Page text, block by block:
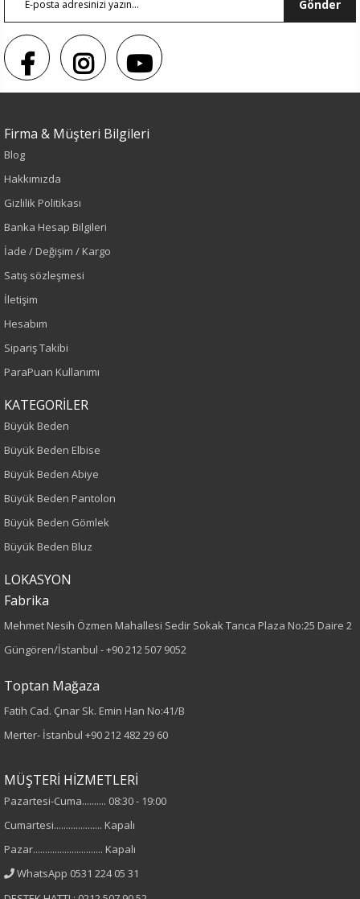
Renk
Sezon
Yaş Grubu
Yetişkin
Kalıp
Boy
Kumaş Tipi
Desen
%100 Viskon
Kadın
Kol Tipi
Gönder
Firma & Müşteri Bilgileri
Blog
Hakkımızda
Gizlilik Politikası
Banka Hesap Bilgileri
İade / Değişim / Kargo
Satış sözleşmesi
İletişim
Hesabım
Sipariş Takibi
ParaPuan Kullanımı
KATEGORİLER
Büyük Beden
Büyük Beden Elbise
Büyük Beden Abiye
Büyük Beden Pantolon
Büyük Beden Gömlek
Büyük Beden Bluz
LOKASYON
Fabrika
Mehmet Nesih Özmen Mahallesi Sedir Sokak Tanca Plaza No:25 Daire 2
Güngören/İstanbul -+90 212 507 9052
Toptan Mağaza
Fatih Cad. Çınar Sk. Emin Han No:41/B
Merter- İstanbul +90 212 482 29 60
MÜŞTERİ HİZMETLERİ
Pazartesi-Cuma.......... 08:30 - 19:00
Cumartesi.................... Kapalı
Pazar............................. Kapalı
WhatsApp 0531 224 05 31